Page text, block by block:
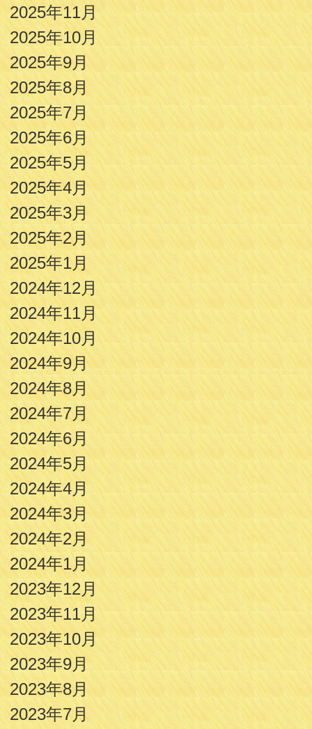
2025年11月
2025年10月
2025年9月
2025年8月
2025年7月
2025年6月
2025年5月
2025年4月
2025年3月
2025年2月
2025年1月
2024年12月
2024年11月
2024年10月
2024年9月
2024年8月
2024年7月
2024年6月
2024年5月
2024年4月
2024年3月
2024年2月
2024年1月
2023年12月
2023年11月
2023年10月
2023年9月
2023年8月
2023年7月